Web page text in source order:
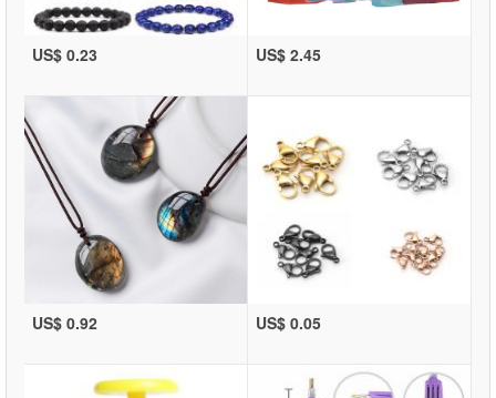
US$ 0.23 US$ 2.45
US$ 0.92 US$ 0.05